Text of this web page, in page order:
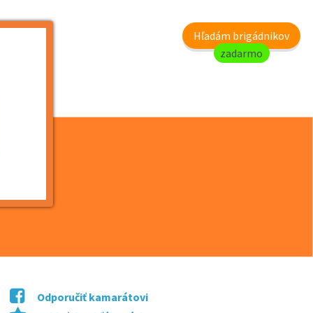
Hľadám brigádnikov
zadarmo
p...
Odporučiť kamarátovi